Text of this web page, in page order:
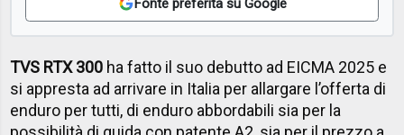
Fonte preferita su Google
TVS RTX 300 ha fatto il suo debutto ad EICMA 2025 e
si appresta ad arrivare in Italia per allargare l’offerta di
enduro per tutti, di enduro abbordabili sia per la